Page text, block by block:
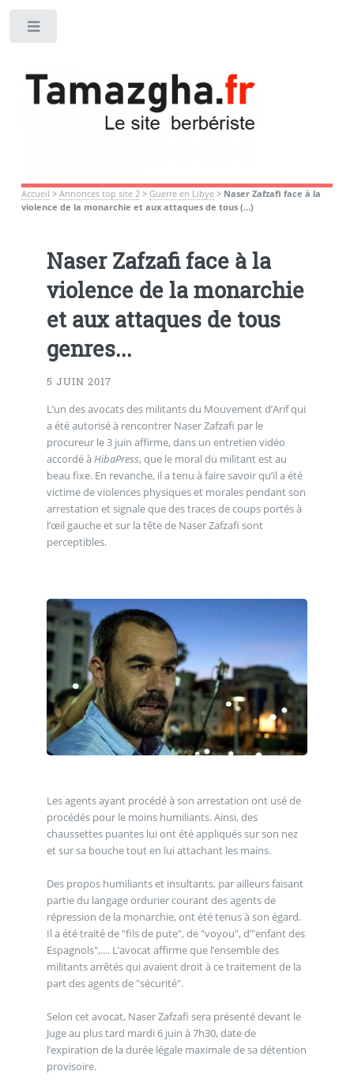
Accueil > Annonces top site 2> Guerre en Libye> Naser Zafzafi face à la
violence de la monarchie et aux attaques de tous (…)
Naser Zafzafi face à la
violence de la monarchie
et aux attaques de tous
genres...
5 JUIN 2017
L’un des avocats des militants du Mouvement d’Arif qui
a été autorisé à rencontrer Naser Zafzafi par le
procureur le 3 juin affirme, dans un entretien vidéo
accordé à HibaPress, que le moral du militant est au
beau fixe. En revanche, il a tenu à faire savoir qu’il a été
victime de violences physiques et morales pendant son
arrestation et signale que des traces de coups portés à
l’œil gauche et sur la tête de Naser Zafzafi sont
perceptibles.
Les agents ayant procédé à son arrestation ont usé de
procédés pour le moins humiliants. Ainsi, des
chaussettes puantes lui ont été appliqués sur son nez
et sur sa bouche tout en lui attachant les mains.
Des propos humiliants et insultants, par ailleurs faisant
partie du langage ordurier courant des agents de
répression de la monarchie, ont été tenus à son égard.
Il a été traité de "fils de pute", de "voyou", d’"enfant des
Espagnols",.... L’avocat affirme que l’ensemble des
militants arrêtés qui avaient droit à ce traitement de la
part des agents de "sécurité".
Selon cet avocat, Naser Zafzafi sera présenté devant le
Juge au plus tard mardi 6 juin à 7h30, date de
l’expiration de la durée légale maximale de sa détention
provisoire.